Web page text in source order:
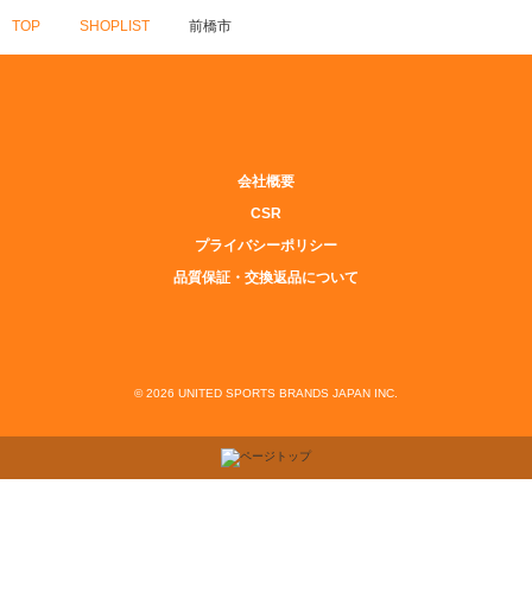
TOP SHOPLIST 前橋市
会社概要
CSR
プライバシーポリシー
品質保証・交換返品について
© 2026 UNITED SPORTS BRANDS JAPAN INC.